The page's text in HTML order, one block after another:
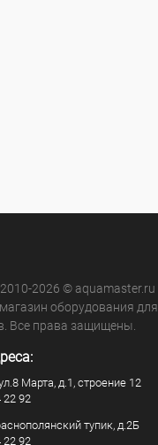
2026 © aquamaster.ru
оборудования для
Все права защищены.
Марта, д.1, строение 12
22 92
тупик, д.2Б
22 92